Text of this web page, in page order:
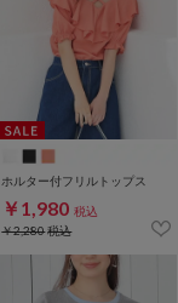
ホルター付フリルトップス
￥1,980 税込
￥2,280税込